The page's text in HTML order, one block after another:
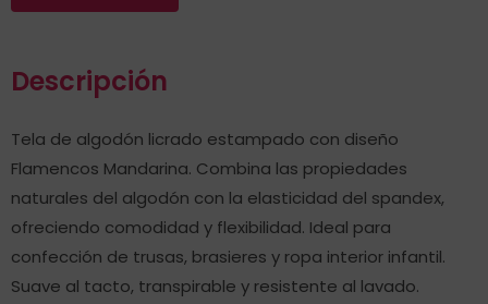
Descripción
Tela de algodón licrado estampado con diseño
Flamencos Mandarina. Combina las propiedades
naturales del algodón con la elasticidad del spandex,
ofreciendo comodidad y flexibilidad. Ideal para
confección de trusas, brasieres y ropa interior infantil.
Suave al tacto, transpirable y resistente al lavado.